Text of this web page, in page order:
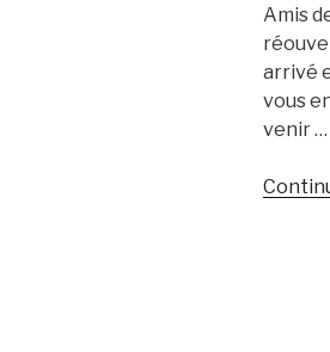
Amis
arrivé
vous
venir …